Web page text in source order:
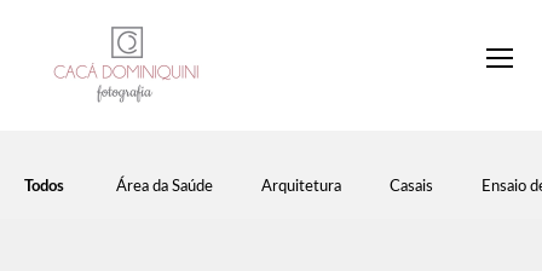
Todos Área da Saúde Arquitetura Casais Ensaio